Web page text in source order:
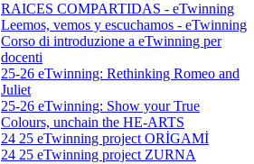
RAICES COMPARTIDAS - eTwinning
Leemos, vemos y escuchamos - eTwinning
Corso di introduzione a eTwinning per
docenti
25-26 eTwinning: Rethinking Romeo and
Juliet
25-26 eTwinning: Show your True
Colours, unchain the HE-ARTS
24 25 eTwinning project ORİGAMİ
24 25 eTwinning project ZURNA